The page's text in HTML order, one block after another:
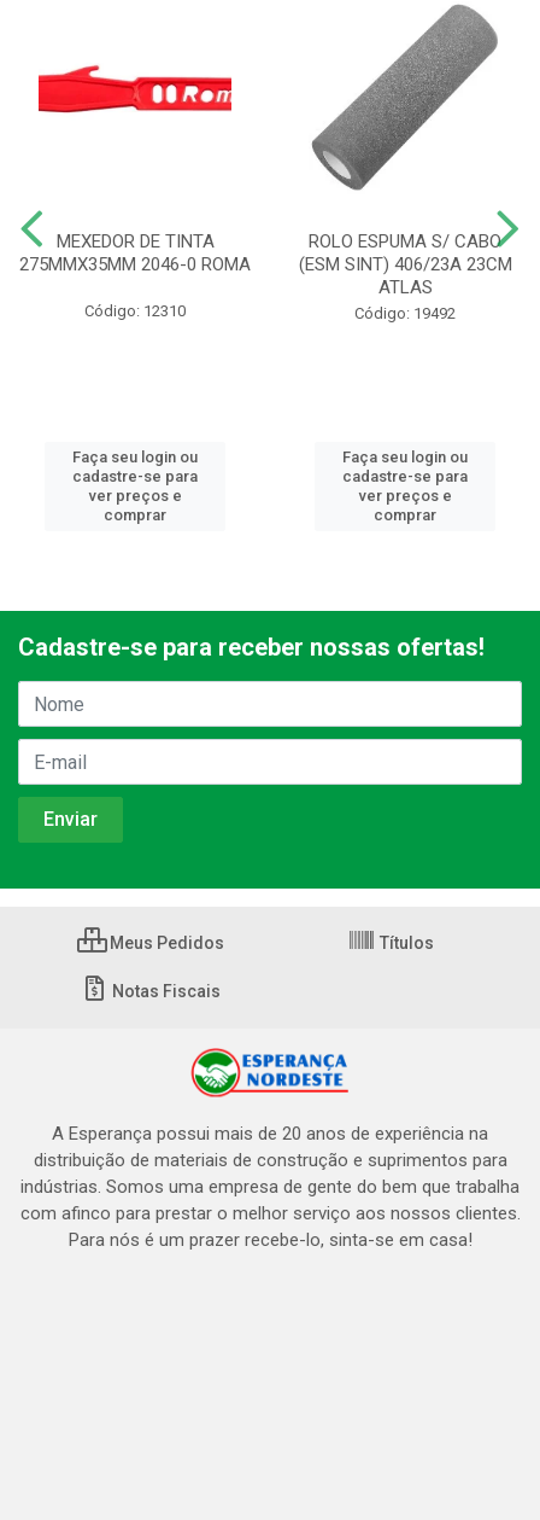
MEXEDOR DE TINTA
275MMX35MM 2046-0 ROMA
Código: 12310
Faça seu login ou
cadastre-se para
ver preços e
comprar
ROLO ESPUMA S/ CABO
(ESM SINT) 406/23A 23CM
ATLAS
Código: 19492
Faça seu login ou
cadastre-se para
ver preços e
comprar
Cadastre-se para receber nossas ofertas!
Meus Pedidos Títulos
Notas Fiscais
A Esperança possui mais de 20 anos de experiência na
distribuição de materiais de construção e suprimentos para
indústrias. Somos uma empresa de gente do bem que trabalha
com afinco para prestar o melhor serviço aos nossos clientes.
Para nós é um prazer recebe-lo, sinta-se em casa!